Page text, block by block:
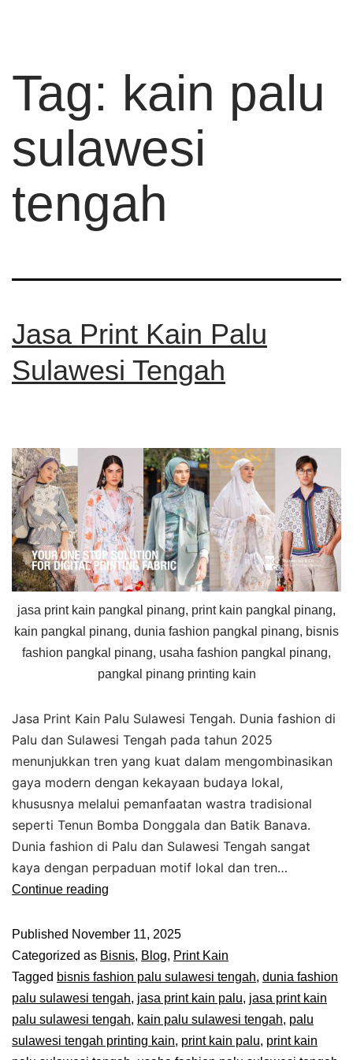
Tag: kain palu
sulawesi
tengah
Jasa Print Kain Palu
Sulawesi Tengah
jasa print kain pangkal pinang, print kain pangkal pinang,
kain pangkal pinang, dunia fashion pangkal pinang, bisnis
fashion pangkal pinang, usaha fashion pangkal pinang,
pangkal pinang printing kain
Jasa Print Kain Palu Sulawesi Tengah. Dunia fashion di
Palu dan Sulawesi Tengah pada tahun 2025
menunjukkan tren yang kuat dalam mengombinasikan
gaya modern dengan kekayaan budaya lokal,
khususnya melalui pemanfaatan wastra tradisional
seperti Tenun Bomba Donggala dan Batik Banava.
Dunia fashion di Palu dan Sulawesi Tengah sangat
kaya dengan perpaduan motif lokal dan tren…
Continue reading
Published November 11, 2025
Categorized as Bisnis, Blog, Print Kain
Tagged bisnis fashion palu sulawesi tengah, dunia fashion
palu sulawesi tengah, jasa print kain palu, jasa print kain
palu sulawesi tengah, kain palu sulawesi tengah, palu
sulawesi tengah printing kain, print kain palu, print kain